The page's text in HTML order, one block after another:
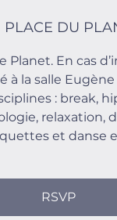
PLACE DU
Planet. En cas
à la salle Eugène
: break,
relaxation,
et danse
RSVP